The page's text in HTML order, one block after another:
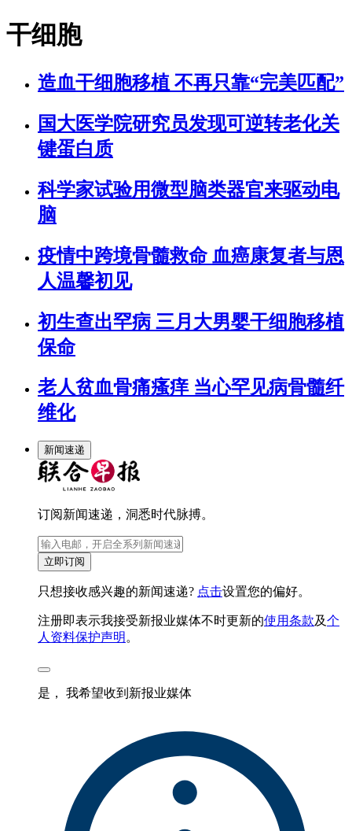
干细胞
造血干细胞移植 不再只靠“完美匹配”
国大医学院研究员发现可逆转老化关
键蛋白质
科学家试验用微型脑类器官来驱动电
脑
疫情中跨境骨髓救命 血癌康复者与恩
人温馨初见
初生查出罕病 三月大男婴干细胞移植
保命
老人贫血骨痛瘙痒 当心罕见病骨髓纤
维化
新闻速递
订阅新闻速递，洞悉时代脉搏。
立即订阅
只想接收感兴趣的新闻速递? 点击设置您的偏好。
注册即表示我接受新报业媒体不时更新的使用条款及个
人资料保护声明 。
是， 我希望收到新报业媒体